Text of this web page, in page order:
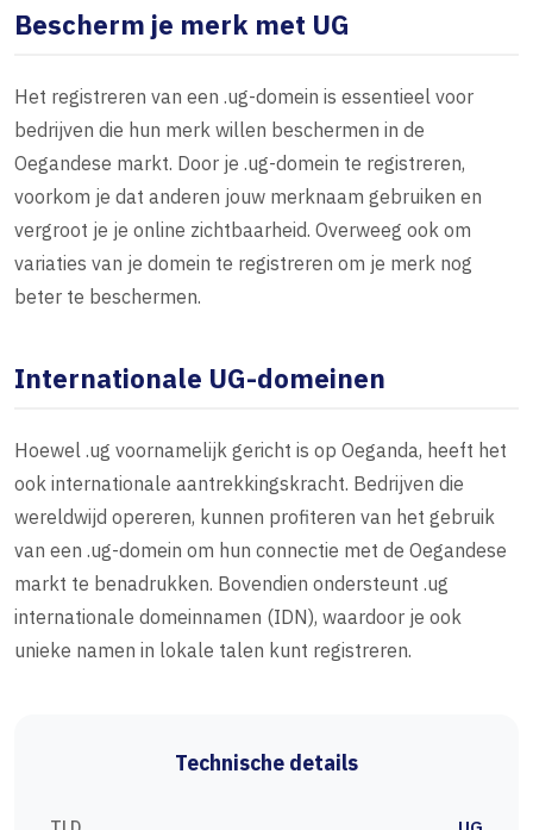
Bescherm je merk met UG
Het registreren van een .ug-domein is essentieel voor
bedrijven die hun merk willen beschermen in de
Oegandese markt. Door je .ug-domein te registreren,
voorkom je dat anderen jouw merknaam gebruiken en
vergroot je je online zichtbaarheid. Overweeg ook om
variaties van je domein te registreren om je merk nog
beter te beschermen.
Internationale UG-domeinen
Hoewel .ug voornamelijk gericht is op Oeganda, heeft het
ook internationale aantrekkingskracht. Bedrijven die
wereldwijd opereren, kunnen profiteren van het gebruik
van een .ug-domein om hun connectie met de Oegandese
markt te benadrukken. Bovendien ondersteunt .ug
internationale domeinnamen (IDN), waardoor je ook
unieke namen in lokale talen kunt registreren.
Technische details